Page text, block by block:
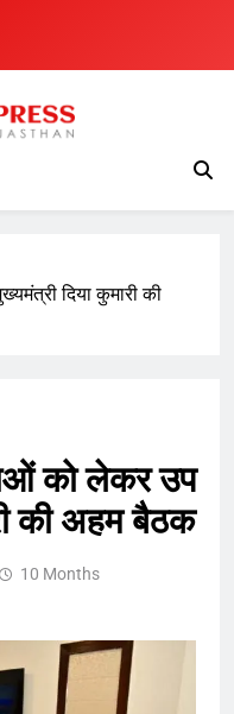
दिया कुमारी की
को लेकर उप
की अहम बैठक
10 Months